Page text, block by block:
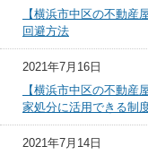
【横浜市中区の不動産
回避方法
2021年7月16日
【横浜市中区の不動産
家処分に活用できる制
2021年7月14日